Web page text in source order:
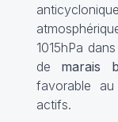
1015hPa
de marais
favorable au
actifs.